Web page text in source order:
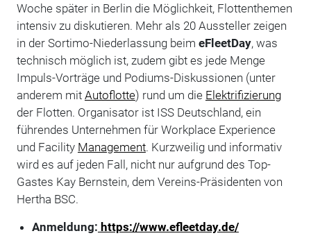
Woche später in Berlin die Möglichkeit, Flottenthemen
intensiv zu diskutieren. Mehr als 20 Aussteller zeigen
in der Sortimo-Niederlassung beim eFleetDay, was
technisch möglich ist, zudem gibt es jede Menge
Impuls-Vorträge und Podiums-Diskussionen (unter
anderem mit Autoflotte) rund um die Elektrifizierung
der Flotten. Organisator ist ISS Deutschland, ein
führendes Unternehmen für Workplace Experience
und Facility Management. Kurzweilig und informativ
wird es auf jeden Fall, nicht nur aufgrund des Top-
Gastes Kay Bernstein, dem Vereins-Präsidenten von
Hertha BSC.
Anmeldung: https://www.efleetday.de/